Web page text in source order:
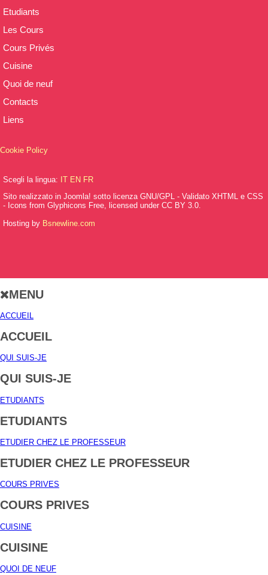
Etudiants
Les Cours
Cours Privés
Cuisine
Quoi de neuf
Contacts
Liens
Cookie Policy
Scegli la lingua: IT EN FR
Sito realizzato in Joomla! sotto licenza GNU/GPL - Validato XHTML e CSS
- Icons from Glyphicons Free, licensed under CC BY 3.0.
Hosting by Bsnewline.com
MENU
ACCUEIL
ACCUEIL
QUI SUIS-JE
QUI SUIS-JE
ETUDIANTS
ETUDIANTS
ETUDIER CHEZ LE PROFESSEUR
ETUDIER CHEZ LE PROFESSEUR
COURS PRIVES
COURS PRIVES
CUISINE
CUISINE
QUOI DE NEUF